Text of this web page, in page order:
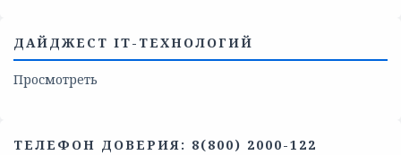
ДАЙДЖЕСТ IT-ТЕХНОЛОГИЙ
Просмотреть
ТЕЛЕФОН ДОВЕРИЯ: 8(800) 2000-122